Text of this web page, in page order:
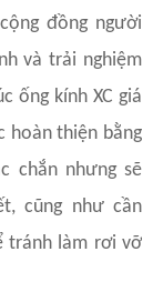
đồng người
và trải nghiệm
ống kính XC giá
hoàn thiện bằng
chắn nhưng sẽ
cũng như cần
tránh làm rơi vỡ